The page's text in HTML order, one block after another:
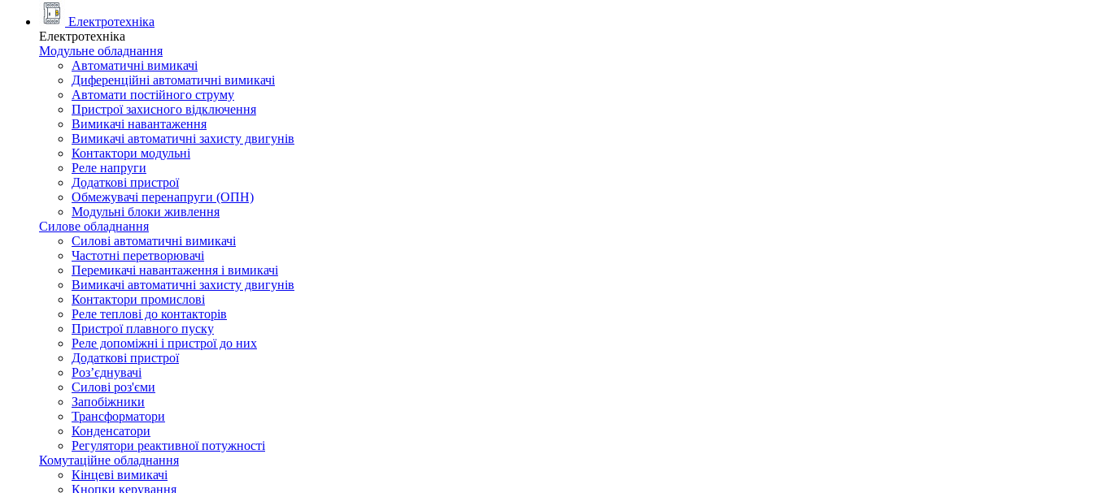
Електротехніка
Електротехніка
Модульне обладнання
Автоматичні вимикачі
Диференційні автоматичні вимикачі
Автомати постійного струму
Пристрої захисного відключення
Вимикачі навантаження
Вимикачі автоматичні захисту двигунів
Контактори модульні
Реле напруги
Додаткові пристрої
Обмежувачі перенапруги (ОПН)
Модульні блоки живлення
Силове обладнання
Силові автоматичні вимикачі
Частотні перетворювачі
Перемикачі навантаження і вимикачі
Вимикачі автоматичні захисту двигунів
Контактори промислові
Реле теплові до контакторів
Пристрої плавного пуску
Реле допоміжні і пристрої до них
Додаткові пристрої
Роз’єднувачі
Силові роз'єми
Запобіжники
Трансформатори
Конденсатори
Регулятори реактивної потужності
Комутаційне обладнання
Кінцеві вимикачі
Кнопки керування